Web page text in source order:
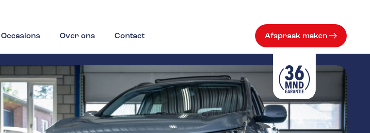
Occasions Over ons Contact Afspraak maken